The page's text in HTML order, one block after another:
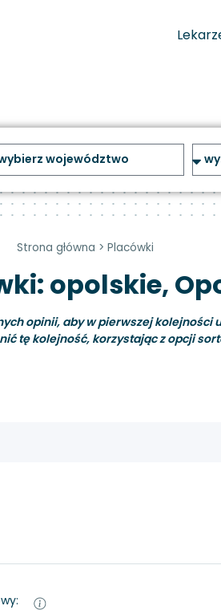
Strona główna > Placówki
opolskie,
opinii, aby w pierwszej kolejności
tę kolejność, korzystając z opcji